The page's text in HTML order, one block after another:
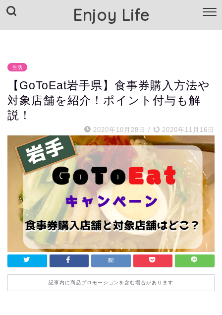
Enjoy Life
生活
【GoToEat岩手県】食事券購入方法や
対象店舗を紹介！ポイント付与も解
説！
2020年10月28日 / 2020年11月16日
記事内に商品プロモーションを含む場合があります